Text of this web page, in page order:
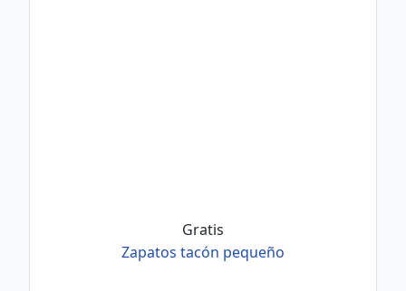
Gratis
Zapatos tacón pequeño